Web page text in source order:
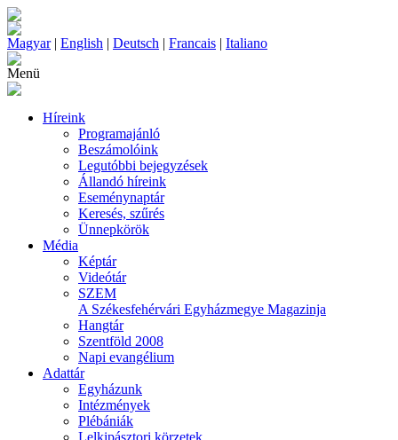
Magyar| English | Deutsch | Francais | Italiano
Menü
Híreink
Programajánló
Beszámolóink
Legutóbbi bejegyzések
Állandó híreink
Eseménynaptár
Keresés, szűrés
Ünnepkörök
Média
Képtár
Videótár
SZEM
A Székesfehérvári Egyházmegye Magazinja
Hangtár
Szentföld 2008
Napi evangélium
Adattár
Egyházunk
Intézmények
Plébániák
Lelkipásztori körzetek